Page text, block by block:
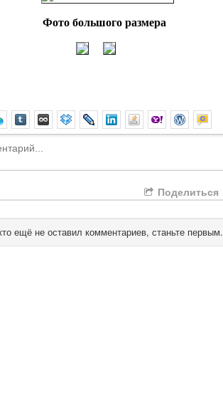
Фото большого размера
Поделиться
ещё не оставил комментариев, станьте первым.